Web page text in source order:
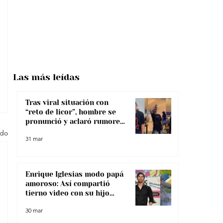
Tras viral situación con
“reto de licor”, hombre se
pronunció y aclaró rumores
31 mar
Enrique Iglesias modo papá
amoroso: Así compartió
tierno video con su hijo
30 mar
Las más leídas